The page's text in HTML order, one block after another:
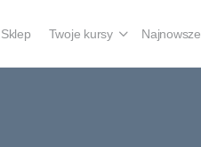
Sklep Twoje kursy Najnowsze